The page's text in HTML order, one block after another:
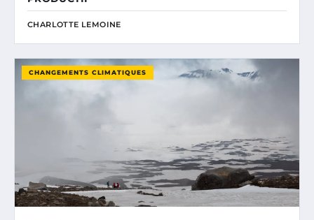
CHARLOTTE LEMOINE
CHANGEMENTS CLIMATIQUES